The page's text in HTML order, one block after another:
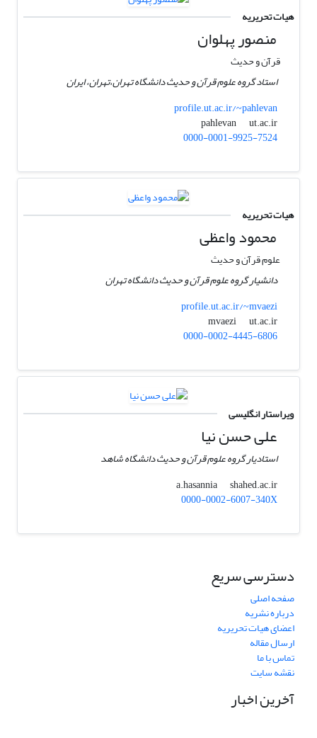
هیات تحریریه
منصور پهلوان
قرآن و حدیث
استاد گروه علوم قرآن و حدیث دانشگاه تهران،تهران، ایران
profile.ut.ac.ir/~pahlevan
pahlevan
ut.ac.ir
0000-0001-9925-7524
هیات تحریریه
محمود واعظی
علوم قرآن و حدیث
دانشیار گروه علوم قرآن و حدیث دانشگاه تهران
profile.ut.ac.ir/~mvaezi
mvaezi
ut.ac.ir
0000-0002-4445-6806
ویراستار انگلیسی
علی حسن نیا
استادیار گروه علوم قرآن و حدیث دانشگاه شاهد
a.hasannia
shahed.ac.ir
0000-0002-6007-340X
دسترسی سریع
صفحه اصلی
درباره نشریه
اعضای هیات تحریریه
ارسال مقاله
تماس با ما
نقشه سایت
آخرین اخبار